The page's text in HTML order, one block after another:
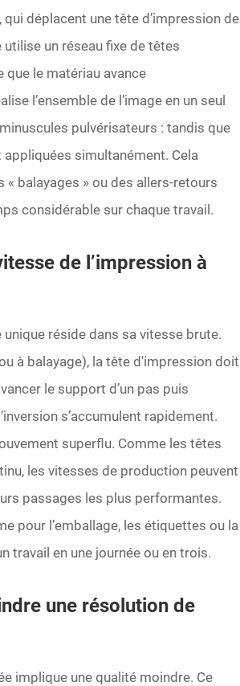
déplacent une tête d’impression de
un réseau fixe de têtes
que le matériau avance
l’ensemble de l’image en un seul
pulvérisateurs : tandis que
simultanément. Cela
« balayages » ou des allers-retours
considérable sur chaque travail.
de l’impression à
réside dans sa vitesse brute.
à balayage), la tête d'impression doit
le support d’un pas puis
s’accumulent rapidement.
superflu. Comme les têtes
les vitesses de production peuvent
passages les plus performantes.
pour l’emballage, les étiquettes ou la
travail en une journée ou en trois.
une résolution de
implique une qualité moindre. Ce